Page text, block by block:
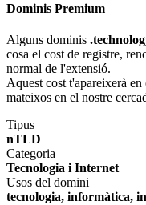
Dominis Premium
Alguns dominis
cosa el cost de registre,
normal de l'extensió.
Aquest cost t'apareixerà
mateixos en el nostre
Tipus
nTLD
Categoria
Tecnologia i Internet
Usos del domini
tecnologia, informàtica,